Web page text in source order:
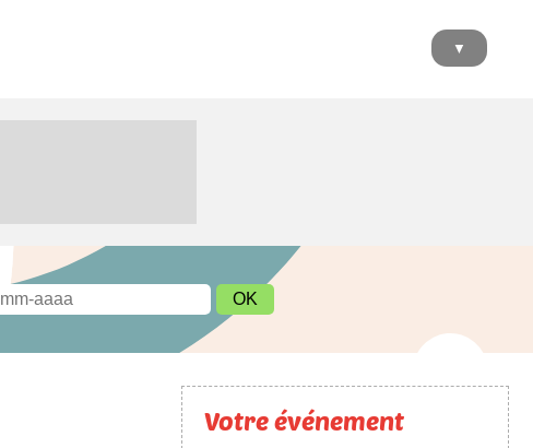
▼
Votre événement